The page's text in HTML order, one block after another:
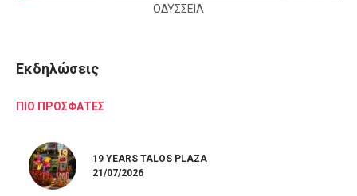
ΟΔΥΣΣΕΙΑ
Εκδηλώσεις
ΠΙΟ ΠΡΟΣΦΑΤΕΣ
19 YEARS TALOS PLAZA
21/07/2026